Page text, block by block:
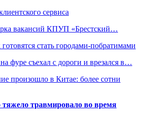
сервиса
вакансий КПУП «Брестский…
стать городами-побратимами
фуре съехал с дороги и врезался в…
произошло в Китае: более сотни
тяжело травмировало во время